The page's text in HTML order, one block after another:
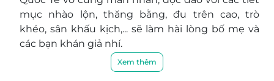
mục nhào lộn, thăng bằng, đu trên cao, trò
khéo, sân khấu kịch,... sẽ làm hài lòng bố mẹ và
các bạn khán giả nhí.
Các bạn nhỏ sẽ có những tràng cười sảng khoái
cùng những chú hề ngộ nghĩnh hay các tiết
Xem thêm